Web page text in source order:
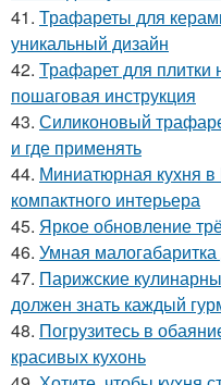
41. Трафареты для
уникальный дизайн
42. Трафарет для плитки
пошаговая инструкция
43. Силиконовый
и где применять
44. Миниатюрная кухня
компактного интерьера
45. Яркое обновление
46. Умная малогабаритка
47. Парижские
должен знать каждый
48. Погрузитесь в
красивых кухонь